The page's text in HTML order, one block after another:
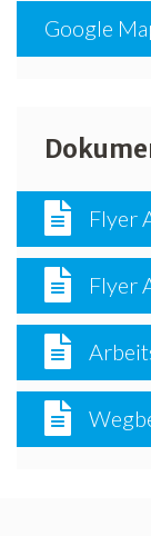
Google
Flyer
Flyer